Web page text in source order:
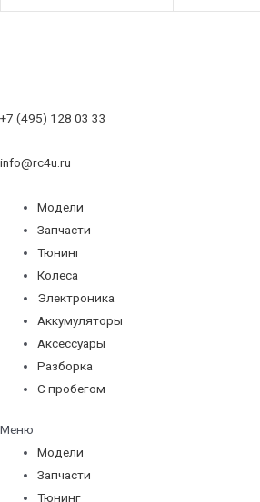
+7 (495) 128 03 33
info@rc4u.ru
Модели
Запчасти
Тюнинг
Колеса
Электроника
Аккумуляторы
Аксессуары
Разборка
С пробегом
Меню
Модели
Запчасти
Тюнинг